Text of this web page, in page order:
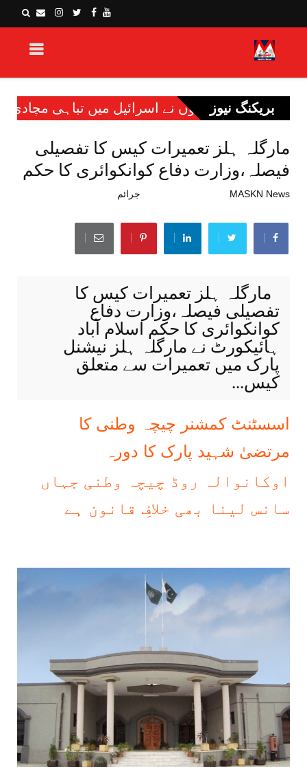
بریکنگ نیوز
نے اسرائیل میں تباہی مچادی، کئی عمارتیں، گاڑیاں
مارگلہ ہلز تعمیرات کیس کا تفصیلی
فیصلہ،وزارت دفاع کوانکوائری کا حکم
MASKN News جرائم
مارگلہ ہلز تعمیرات کیس کا
تفصیلی فیصلہ،وزارت دفاع
کوانکوائری کا حکم اسلام آباد
ہائیکورٹ نے مارگلہ ہلز نیشنل
پارک میں تعمیرات سے متعلق
کیس...
اسسٹنٹ کمشنر چیچہ وطنی کا
مرتضیٰ شہید پارک کا دورہ
اوکانوالہ روڈ چیچہ وطنی جہاں
سانس لینا بھی خلافِ قانون ہے